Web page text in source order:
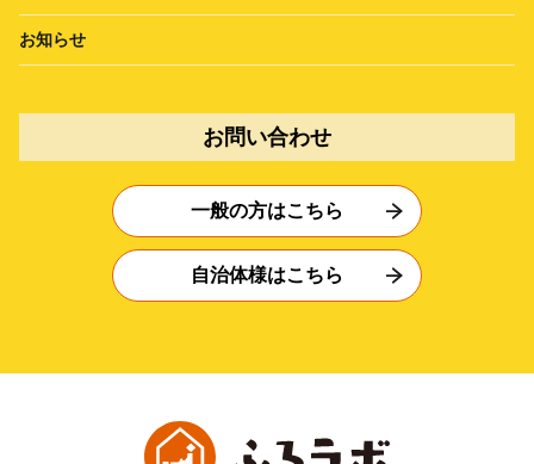
お知らせ
お問い合わせ
一般の方はこちら
自治体様はこちら